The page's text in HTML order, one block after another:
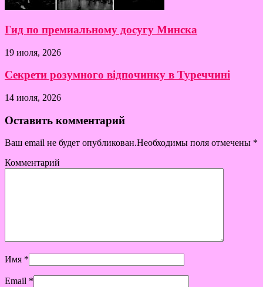
Гид по премиальному досугу Минска
19 июля, 2026
Секрети розумного відпочинку в Туреччині
14 июля, 2026
Оставить комментарий
Ваш email не будет опубликован.Необходимы поля отмечены *
Комментарий
Имя *
Email *